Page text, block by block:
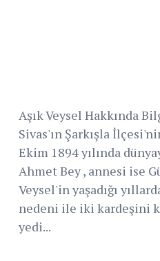
Aşık Veysel Hakkında
Sivas'ın Şarkışla
Ekim 1894 yılında
Ahmet Bey , annesi ise
Veysel'in yaşadığı
nedeni ile iki kardeşini
yedi...